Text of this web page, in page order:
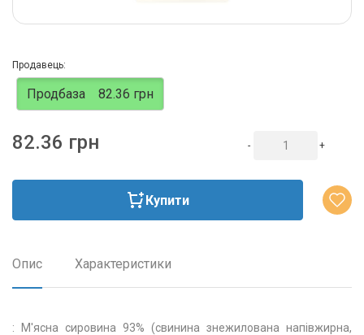
Продавець:
Продбаза 82.36 грн
82.36 грн - +
Купити
Опис Характеристики
: М'ясна сировина 93% (свинина знежилована напівжирна,